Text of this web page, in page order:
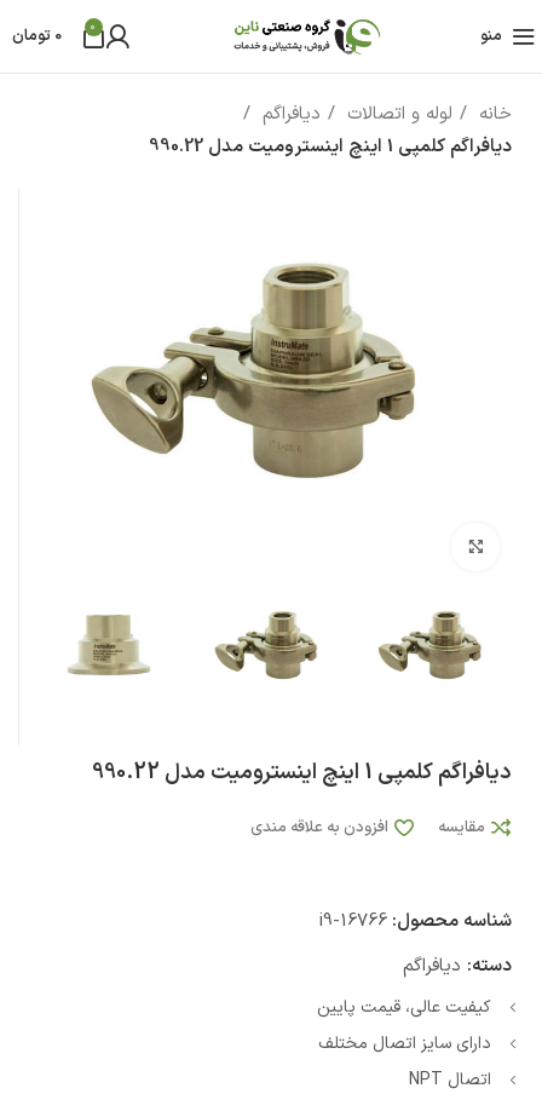
منو 0
0 تومان
خانه لوله و اتصالات
دیافراگم
دیافراگم کلمپی 1 اینچ اینسترومیت مدل 990.22
دیافراگم کلمپی 1 اینچ اینسترومیت مدل 990.22
مقایسه افزودن به علاقه مندی
شناسه محصول: i9-16766
دسته: دیافراگم
کیفیت عالی، قیمت پایین
دارای سایز اتصال مختلف
اتصال NPT